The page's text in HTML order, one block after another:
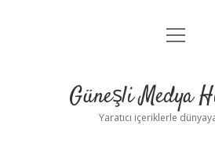
Anasayfa
Yasal Uyarı
menüyü
Güneşli Medya
Yaratıcı içeriklerle